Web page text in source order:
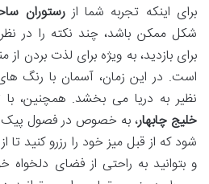
برای اینکه تجربه شما ازرستوران
شکل ممکن باشد، چند نکته را در
برای بازدید، به ویژه برای لذت بردن از
است. در این زمان، آسمان با رنگ
نظیر به دریا می بخشد. همچنین،
خلیج چابهار، به خصوص در فصول پیک
شود که از قبل میز خود را رزرو کنید تا
و بتوانید به راحتی از فضای دلخواه